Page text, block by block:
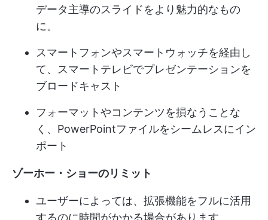
データ主導のスライドをより魅力的なもの
に。
スマートフォンやスマートウォッチを経由し
て、スマートテレビでプレゼンテーションを
ブロードキャスト
フォーマットやコンテンツを損なうことな
く、PowerPointファイルをシームレスにイン
ポート
ゾーホー・ショーのリミット
ユーザーによっては、拡張機能をフルに活用
するのに時間がかかる場合があります。